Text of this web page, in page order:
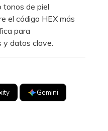
tonos de piel
el código HEX más
para
y datos clave.
Gemini